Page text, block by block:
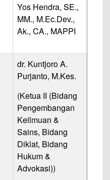
Yos Hendra, SE.,
MM., M.Ec.Dev.,
Ak., CA., MAPPI
dr. Kuntjoro A.
Purjanto, M.Kes.
(Ketua II (Bidang
Pengembangan
Keilmuan &
Sains, Bidang
Diklat, Bidang
Hukum &
Advokasi))